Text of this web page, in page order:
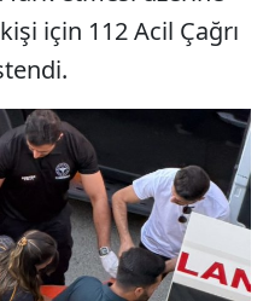
için 112 Acil Çağrı